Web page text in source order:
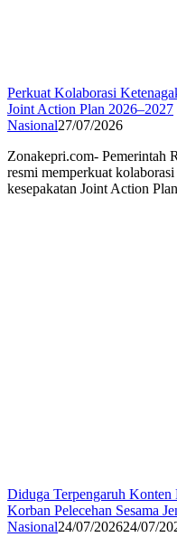
Perkuat Kolaborasi
Joint Action Plan 2026–2027
Nasional27/07/2026
Zonakepri.com- Pemerintah
resmi memperkuat
kesepakatan Joint Action
Diduga Terpengaruh Konten
Korban Pelecehan Sesama
Nasional24/07/202624/07/